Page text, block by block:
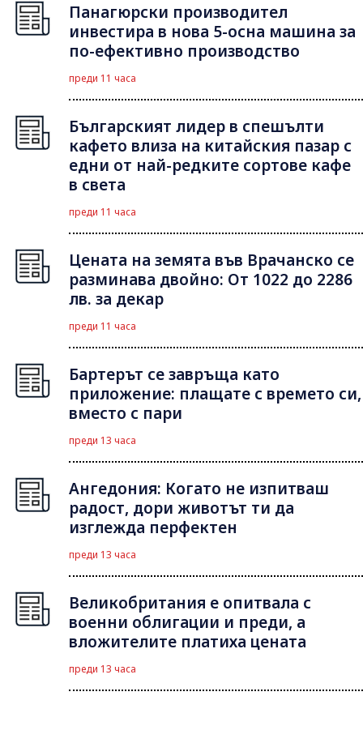
Панагюрски производител
инвестира в нова 5-осна машина за
по-ефективно производство
преди 11 часа
Българският лидер в спешълти
кафето влиза на китайския пазар с
едни от най-редките сортове кафе
в света
преди 11 часа
Цената на земята във Врачанско се
разминава двойно: От 1022 до 2286
лв. за декар
преди 11 часа
Бартерът се завръща като
приложение: плащате с времето си,
вместо с пари
преди 13 часа
Ангедония: Когато не изпитваш
радост, дори животът ти да
изглежда перфектен
преди 13 часа
Великобритания е опитвала с
военни облигации и преди, а
вложителите платиха цената
преди 13 часа